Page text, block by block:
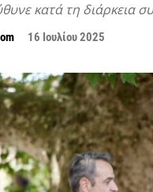
κατά τη
16 Ιουλίου 2025